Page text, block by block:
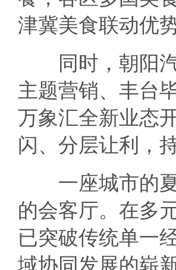
津冀美食联动优
同时，朝阳汽
主题营销、丰台
万象汇全新业态
闪、分层让利，
一座城市的夏
的会客厅。在多
已突破传统单一
域协同发展的崭